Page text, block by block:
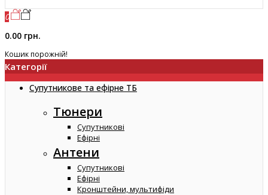
0
0.00 грн.
Кошик порожній!
Категорії
Супутникове та ефірне ТБ
Тюнери
Супутникові
Ефірні
Антени
Супутникові
Ефірні
Кронштейни, мультифіди